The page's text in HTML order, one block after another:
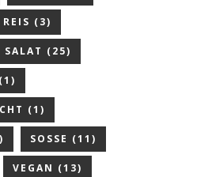
REIS (3)
SALAT (25)
(1)
(1)
SOSSE (11)
VEGAN (13)